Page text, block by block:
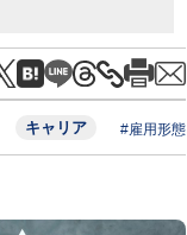
キャリア #雇用形態